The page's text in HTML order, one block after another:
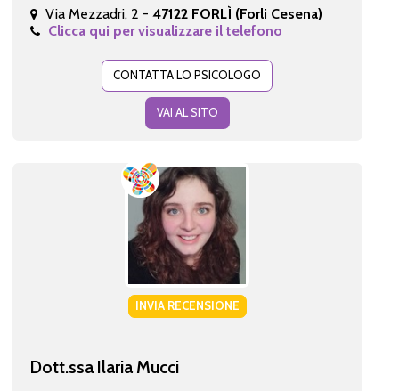
Via Mezzadri, 2 - 47122 FORLÌ (Forli Cesena)
Clicca qui per visualizzare il telefono
CONTATTA LO PSICOLOGO
VAI AL SITO
INVIA RECENSIONE
Dott.ssa Ilaria Mucci